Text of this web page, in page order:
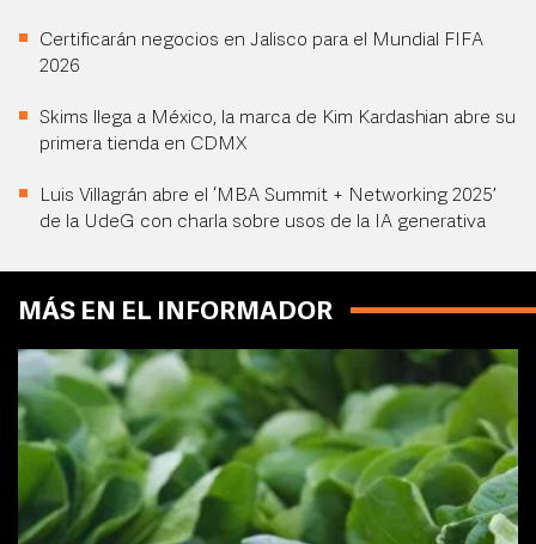
Certificarán negocios en Jalisco para el Mundial FIFA
2026
Skims llega a México, la marca de Kim Kardashian abre su
primera tienda en CDMX
Luis Villagrán abre el ‘MBA Summit + Networking 2025’
de la UdeG con charla sobre usos de la IA generativa
MÁS EN EL INFORMADOR